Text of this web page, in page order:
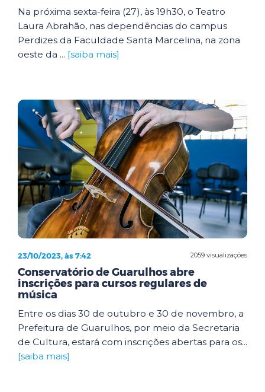
Na próxima sexta-feira (27), às 19h30, o Teatro
Laura Abrahão, nas dependências do campus
Perdizes da Faculdade Santa Marcelina, na zona
oeste da ... [saiba mais]
2059 visualizações
23/10/2023, às 7:42
Conservatório de Guarulhos abre
inscrições para cursos regulares de
música
Entre os dias 30 de outubro e 30 de novembro, a
Prefeitura de Guarulhos, por meio da Secretaria
de Cultura, estará com inscrições abertas para os...
[saiba mais]